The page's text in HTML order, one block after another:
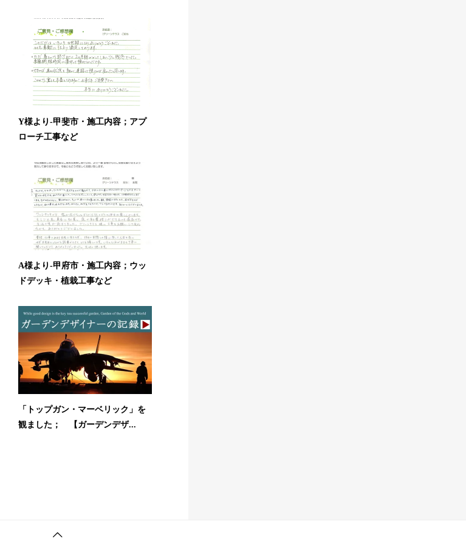
Y様より-甲斐市・施工内容；アプ
ローチ工事など
A様より-甲府市・施工内容；ウッ
ドデッキ・植栽工事など
「トップガン・マーベリック」を
観ました； 【ガーデンデザ...